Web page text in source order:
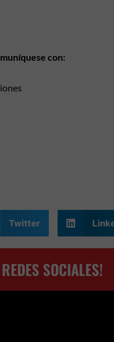
con:
Twitter
SOCIALES!